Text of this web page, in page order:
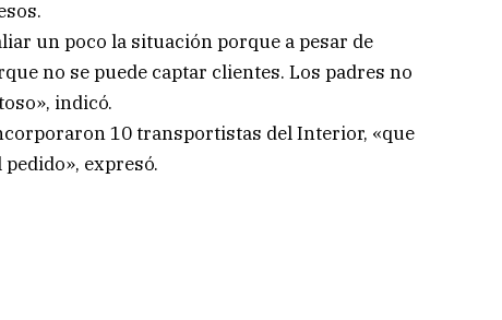
un poco la situación porque a pesar de
no se puede captar clientes. Los padres no
indicó.
10 transportistas del Interior, «que
expresó.